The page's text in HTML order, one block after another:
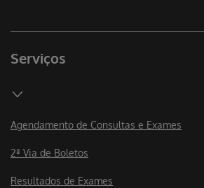
Serviços
Agendamento de Consultas e Exames
2ª Via de Boletos
Resultados de Exames